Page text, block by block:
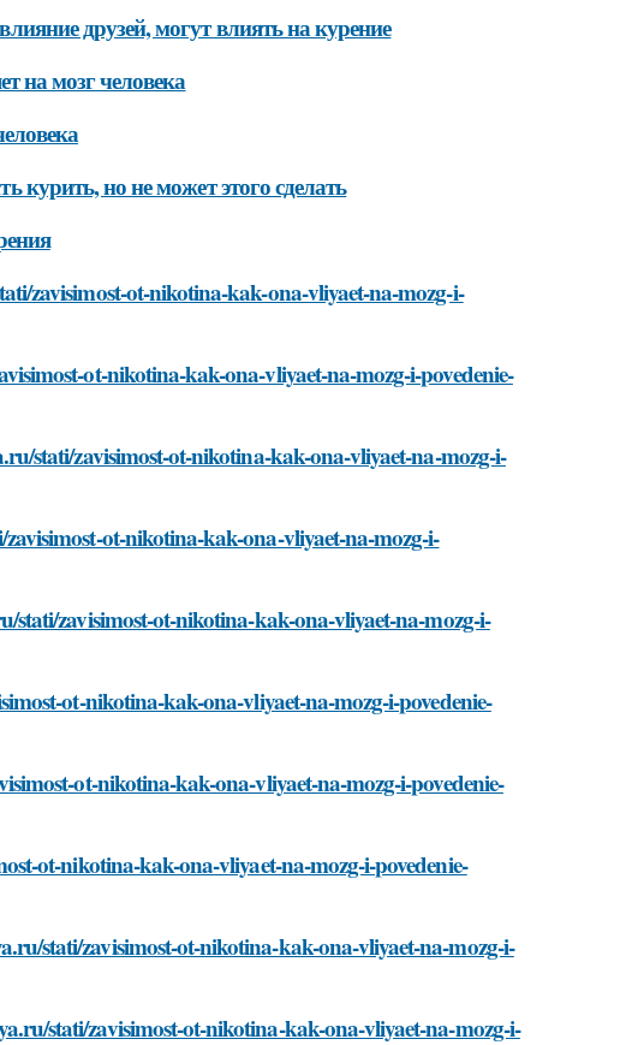
друзей, могут влиять на курение
на мозг человека
курить, но не может этого сделать
zavisimost-ot-nikotina-kak-ona-vliyaet-na-mozg-i-
ot-nikotina-kak-ona-vliyaet-na-mozg-i-povedenie-
stati/zavisimost-ot-nikotina-kak-ona-vliyaet-na-mozg-i-
ot-nikotina-kak-ona-vliyaet-na-mozg-i-
zavisimost-ot-nikotina-kak-ona-vliyaet-na-mozg-i-
ot-nikotina-kak-ona-vliyaet-na-mozg-i-povedenie-
ot-nikotina-kak-ona-vliyaet-na-mozg-i-povedenie-
ot-nikotina-kak-ona-vliyaet-na-mozg-i-povedenie-
stati/zavisimost-ot-nikotina-kak-ona-vliyaet-na-mozg-i-
stati/zavisimost-ot-nikotina-kak-ona-vliyaet-na-mozg-i-